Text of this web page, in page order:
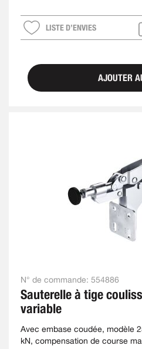
LISTE D’ENVIES
AJOUTER
N° de commande: 554886
Sauterelle à tige
variable
Avec embase coudée, modèle
kN, compensation de course